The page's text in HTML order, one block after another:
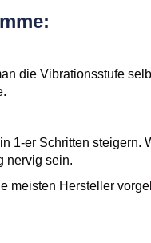
die Vibrationsstufe
1-er Schritten steigern.
nervig sein.
meisten Hersteller